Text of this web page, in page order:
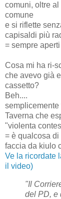
comuni, oltre
comune
e si riflette
capisaldi più
= sempre
Cosa mi ha ri-
che avevo già
cassetto?
Beh....
Taverna che
"violenta
= è qualcosa
faccia da kiulo
Ve la ricordate
il video)
"Il
del PD, e